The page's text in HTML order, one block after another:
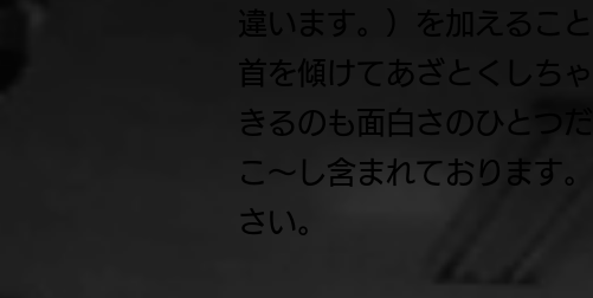
違います。）を加えるこ
首を傾けてあざとくしち
きるのも面白さのひとつ
こ〜し含まれております
さい。